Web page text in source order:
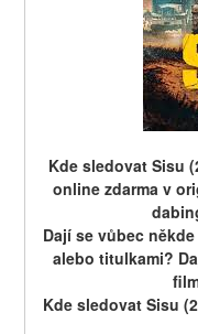
Kde sledovat Sisu
online zdarma v
Dají se vůbec
alebo titulkami?
Kde sledovat Sisu